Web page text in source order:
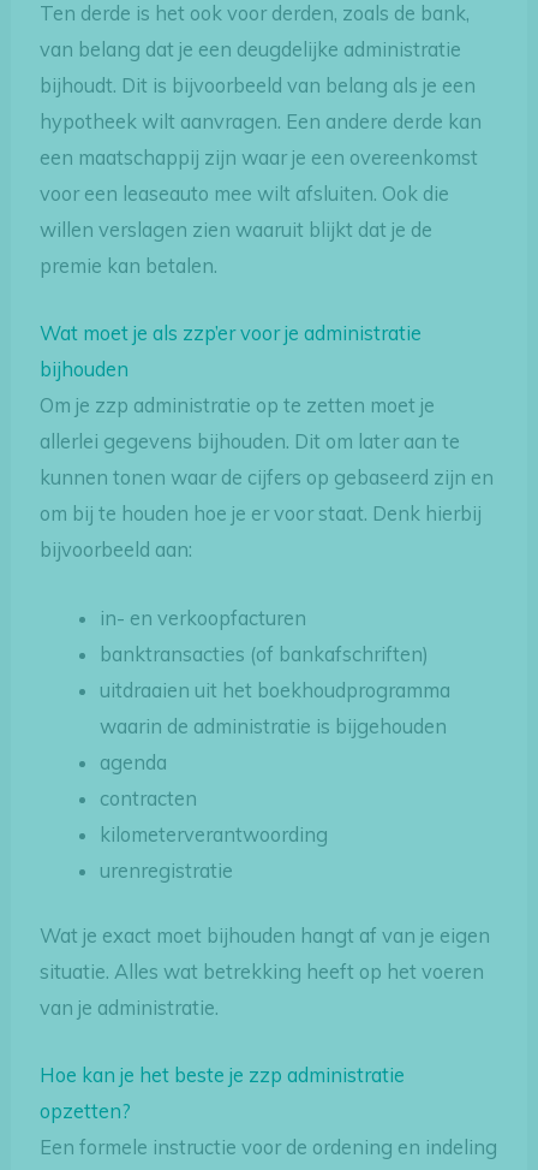
Ten derde is het ook voor derden, zoals de bank,
van belang dat je een deugdelijke administratie
bijhoudt. Dit is bijvoorbeeld van belang als je een
hypotheek wilt aanvragen. Een andere derde kan
een maatschappij zijn waar je een overeenkomst
voor een leaseauto mee wilt afsluiten. Ook die
willen verslagen zien waaruit blijkt dat je de
premie kan betalen.
Wat moet je als zzp’er voor je administratie
bijhouden
Om je zzp administratie op te zetten moet je
allerlei gegevens bijhouden. Dit om later aan te
kunnen tonen waar de cijfers op gebaseerd zijn en
om bij te houden hoe je er voor staat. Denk hierbij
bijvoorbeeld aan:
in- en verkoopfacturen
banktransacties (of bankafschriften)
uitdraaien uit het boekhoudprogramma
waarin de administratie is bijgehouden
agenda
contracten
kilometerverantwoording
urenregistratie
Wat je exact moet bijhouden hangt af van je eigen
situatie. Alles wat betrekking heeft op het voeren
van je administratie.
Hoe kan je het beste je zzp administratie
opzetten?
Een formele instructie voor de ordening en indeling